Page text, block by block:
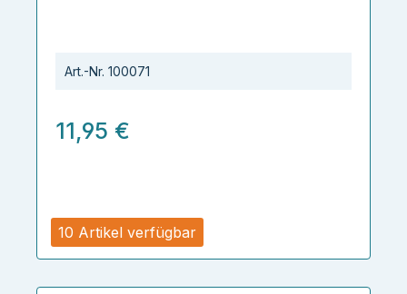
10 Artikel verfügbar
Art.-Nr. 100071
11,95 €